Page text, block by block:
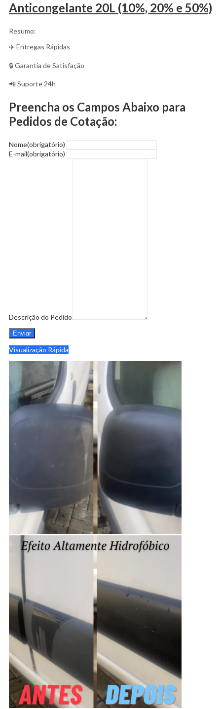
Anticongelante 20L (10%, 20% e 50%)
Resumo:
✈️ Entregas Rápidas
🔒 Garantia de Satisfação
📲 Suporte 24h
Preencha os Campos Abaixo para
Pedidos de Cotação:
Nome(obrigatório)
E-mail(obrigatório)
Descrição do Pedido
Enviar
Visualização Rápida